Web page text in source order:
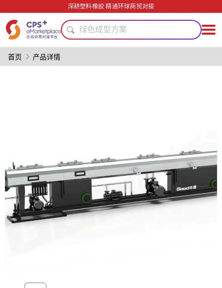
深耕塑料橡胶 精通环球商贸对接
模具
绿色成型方案
轻量化
精密注塑
绿色成型方案
轻量化
PET
首页 产品详情